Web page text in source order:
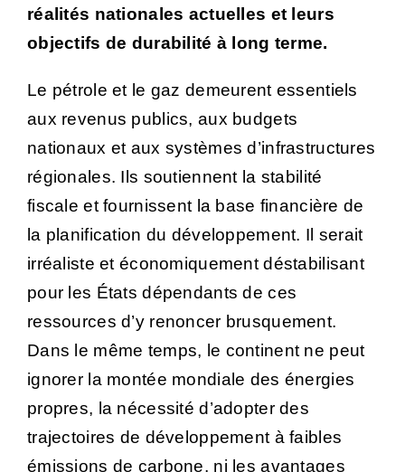
réalités nationales actuelles et leurs
objectifs de durabilité à long terme.
Le pétrole et le gaz demeurent essentiels
aux revenus publics, aux budgets
nationaux et aux systèmes d’infrastructures
régionales. Ils soutiennent la stabilité
fiscale et fournissent la base financière de
la planification du développement. Il serait
irréaliste et économiquement déstabilisant
pour les États dépendants de ces
ressources d’y renoncer brusquement.
Dans le même temps, le continent ne peut
ignorer la montée mondiale des énergies
propres, la nécessité d’adopter des
trajectoires de développement à faibles
émissions de carbone, ni les avantages